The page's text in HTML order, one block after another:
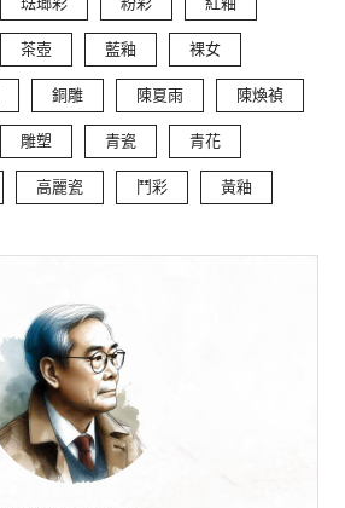
茶壺 藍釉 裸女
銅雕 陳夏雨 陳煥禎
雕塑 青瓷 青花
高麗瓷 鬥彩 黃釉